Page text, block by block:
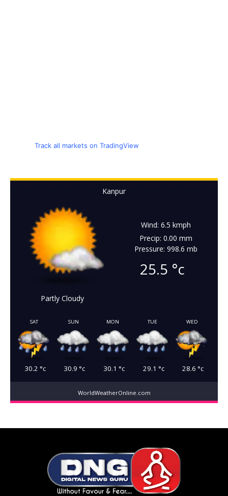
Track all markets on TradingView
Kanpur
Partly Cloudy
Wind: 6.5 kmph
Precip: 0.00 mm
Pressure: 998.6 mb
25.5 °c
SAT
30.2 °c
SUN
30.9 °c
MON
30.1 °c
TUE
29.1 °c
WED
28.6 °c
WorldWeatherOnline.com